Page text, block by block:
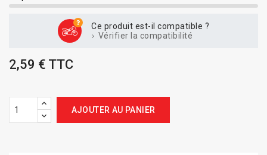
Ce produit est-il compatible ?
Vérifier la compatibilité
2,59 € TTC
AJOUTER AU PANIER